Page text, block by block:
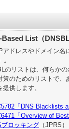
Based List（
アドレスやドメイン名
。
のリストは、何らか
策のためのリストで
提供します。
「DNS Blacklists
「Overview of
ブロッキング （JPRS）